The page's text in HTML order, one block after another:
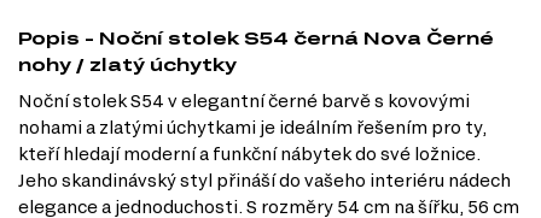
Popis - Noční stolek S54 černá Nova Černé
nohy / zlatý úchytky
Noční stolek S54 v elegantní černé barvě s kovovými
nohami a zlatými úchytkami je ideálním řešením pro ty,
kteří hledají moderní a funkční nábytek do své ložnice.
Jeho skandinávský styl přináší do vašeho interiéru nádech
elegance a jednoduchosti. S rozměry 54 cm na šířku, 56 cm